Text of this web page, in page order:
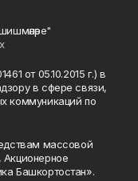
от 05.10.2015 г.) в
в сфере связи,
коммуникаций по
массовой
Башкортостан».